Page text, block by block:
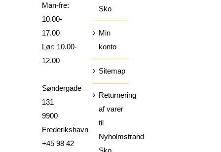
Man-fre:
10.00-
17.00
Lør: 10.00-
12.00
Søndergade
131
9900
Frederikshavn
+45 98 42
Sko
Min
konto
Sitemap
Returnering
af varer
til
Nyholmstrand
Sko